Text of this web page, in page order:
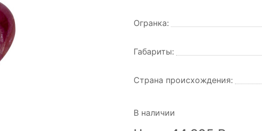
Огранка:
Габариты:
Страна происхождения:
В наличии